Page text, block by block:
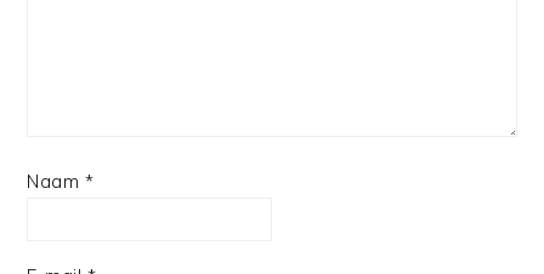
Naam *